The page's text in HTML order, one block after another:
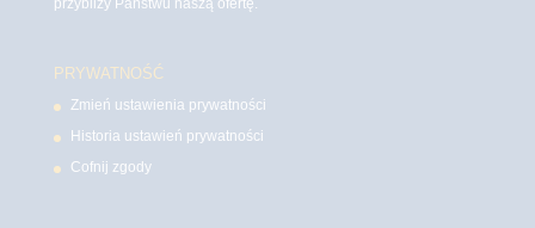
przybliży Państwu naszą ofertę.
PRYWATNOŚĆ
Zmień ustawienia prywatności
Historia ustawień prywatności
Cofnij zgody